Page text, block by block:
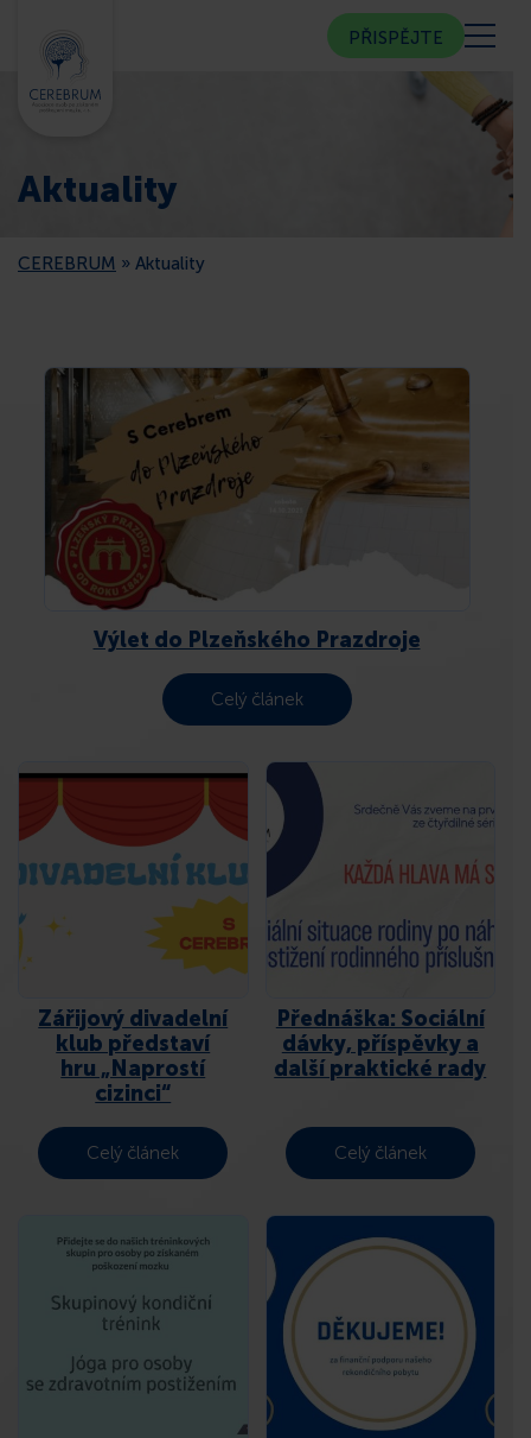
KOMUNITNÍ CENTRUM
ČLENSTVÍ
CEREBRUM V MÉDIÍCH
KONTAKT
PŘISPĚJTE
Aktuality
CEREBRUM » Aktuality
Výlet do Plzeňského Prazdroje
Celý článek
Zářijový divadelní
klub představí
hru „Naprostí
cizinci“
Celý článek
Přednáška: Sociální
dávky, příspěvky a
další praktické rady
Celý článek